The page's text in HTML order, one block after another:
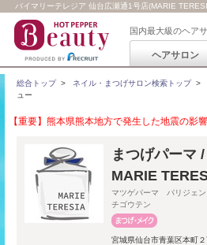
バイマリーテレジア 仙台広瀬通1号店(MARIE
国内最大級のヘア
ヘアサロン
総合トップ> ネイル・まつげサロン検索トップ>
ュー
【重要】熊本県熊本地方で発生した地震の影
まつげパーマ
MARIE
マツゲパーマ パリジェ
チゴウテン
宮城県仙台市青葉区本町